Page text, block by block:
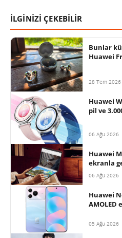
İLGİNİZİ ÇEKEBİLİR
Bunlar
Huawei
28 Tem 2026
Huawei
pil ve
06 Ağu 2026
Huawei
ekranla
06 Ağu 2026
Huawei
AMOLED
05 Ağu 2026